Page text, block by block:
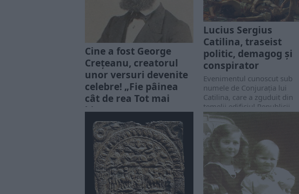
Cine a fost George
Crețeanu, creatorul
unor versuri devenite
celebre! „Fie pâinea
cât de rea Tot mai
bine-n țara mea”
„Fie pâinea cât de rea Tot mai
bine-n țara mea” Multe cugetări
au circulat oral, tradițional și au
fost rostite având convingere...
Lucius Sergius
Catilina, traseist
politic, demagog și
conspirator
Evenimentul cunoscut sub
numele de Conjurația lui
Catilina, care a zguduit din
temelii edificiul Republicii
Romane înainte ca războaiele
civile să-i sape...